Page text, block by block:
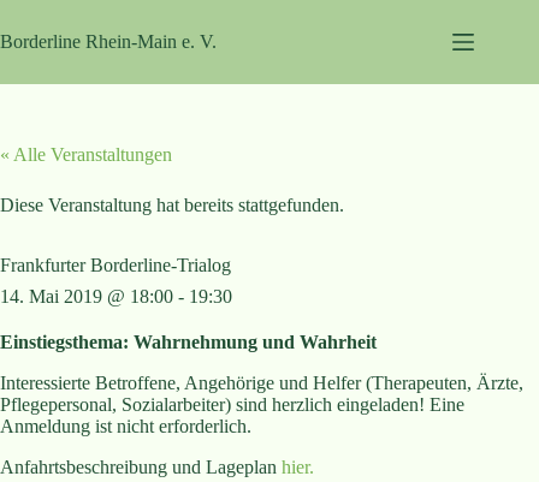
Inhalt
springen
Borderline Rhein-Main e. V.
« Alle Veranstaltungen
Diese Veranstaltung hat bereits stattgefunden.
Frankfurter Borderline-Trialog
14. Mai 2019 @ 18:00 - 19:30
Einstiegsthema: Wahrnehmung und Wahrheit
Interessierte Betroffene, Angehörige und Helfer (Therapeuten, Ärzte,
Pflegepersonal, Sozialarbeiter) sind herzlich eingeladen! Eine
Anmeldung ist nicht erforderlich.
Anfahrtsbeschreibung und Lageplan hier.